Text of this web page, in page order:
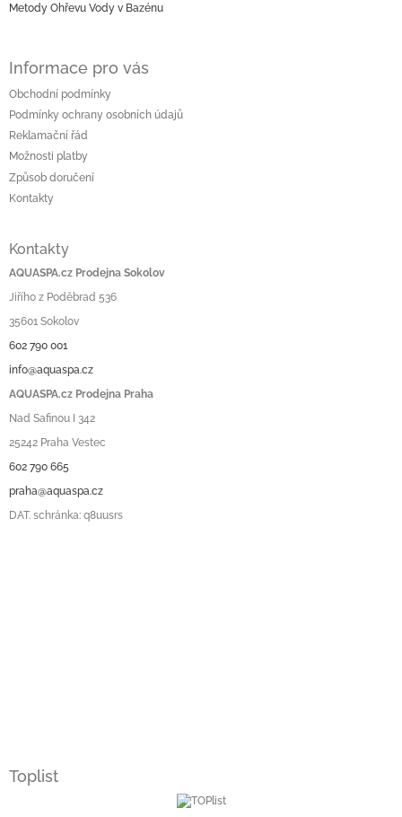
Metody Ohřevu Vody v Bazénu
Informace pro vás
Obchodní podmínky
Podmínky ochrany osobních údajů
Reklamační řád
Možnosti platby
Způsob doručení
Kontakty
Kontakty
AQUASPA.cz Prodejna Sokolov
Jiřího z Poděbrad 536
35601 Sokolov
602 790 001
info@aquaspa.cz
AQUASPA.cz Prodejna Praha
Nad Safinou I 342
25242 Praha Vestec
602 790 665
praha@aquaspa.cz
DAT. schránka: q8uusrs
Toplist